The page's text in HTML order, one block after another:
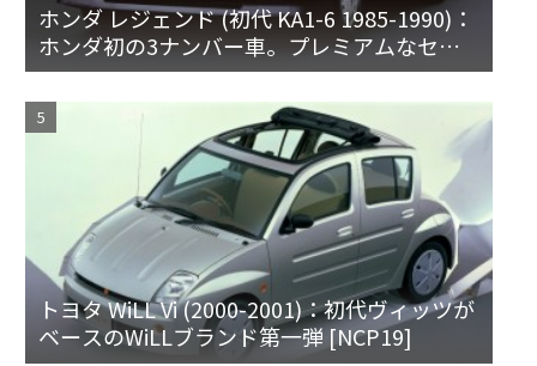
ホンダ レジェンド (初代 KA1-6 1985-1990)：
ホンダ初の3ナンバー車。プレミアムなセダ
ンとハードトップ
トヨタ WiLL Vi (2000-2001)：初代ヴィッツが
ベースのWiLLブランド第一弾 [NCP19]